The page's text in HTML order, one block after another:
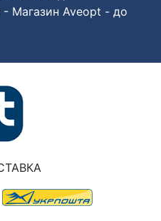
- Магазин Aveopt - до